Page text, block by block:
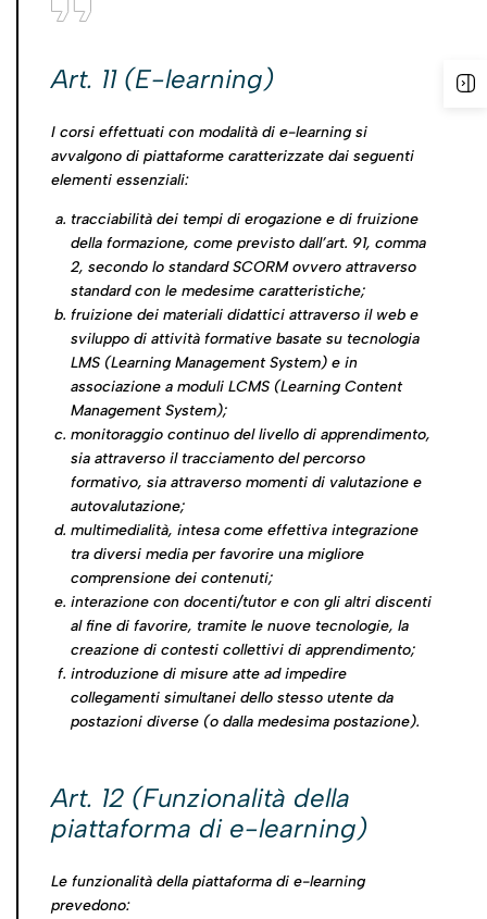
Art. 11 (E-learning)
I corsi effettuati con modalità di e-learning si
avvalgono di piattaforme caratterizzate dai seguenti
elementi essenziali:
tracciabilità dei tempi di erogazione e di fruizione
della formazione, come previsto dall’art. 91, comma
2, secondo lo standard SCORM ovvero attraverso
standard con le medesime caratteristiche;
fruizione dei materiali didattici attraverso il web e
sviluppo di attività formative basate su tecnologia
LMS (Learning Management System) e in
associazione a moduli LCMS (Learning Content
Management System);
monitoraggio continuo del livello di apprendimento,
sia attraverso il tracciamento del percorso
formativo, sia attraverso momenti di valutazione e
autovalutazione;
multimedialità, intesa come effettiva integrazione
tra diversi media per favorire una migliore
comprensione dei contenuti;
interazione con docenti/tutor e con gli altri discenti
al fine di favorire, tramite le nuove tecnologie, la
creazione di contesti collettivi di apprendimento;
introduzione di misure atte ad impedire
collegamenti simultanei dello stesso utente da
postazioni diverse (o dalla medesima postazione).
Art. 12 (Funzionalità della
piattaforma di e-learning)
Le funzionalità della piattaforma di e-learning
prevedono: